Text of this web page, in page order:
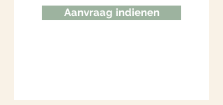
Aanvraag indienen